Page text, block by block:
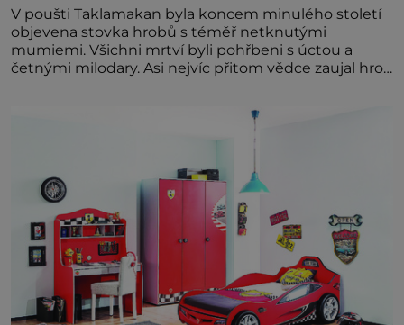
V poušti Taklamakan byla koncem minulého století
objevena stovka hrobů s téměř netknutými
mumiemi. Všichni mrtví byli pohřbeni s úctou a
četnými milodary. Asi nejvíc přitom vědce zaujal hrob
dávných lidí nesmírně dobře zachovalá, přičítají
odborníci zdejším klimatickým podmínkám. Sucho,